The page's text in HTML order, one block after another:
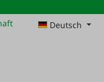
Deutsch
auf dem